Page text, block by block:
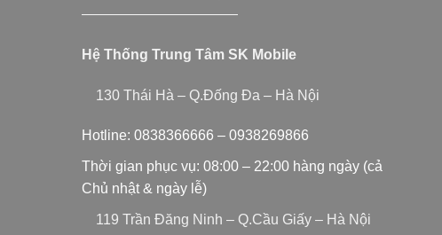
———————————
Hệ Thống Trung Tâm SK Mobile
130 Thái Hà – Q.Đống Đa – Hà Nội
Hotline: 0838366666 – 0938269866
Thời gian phục vụ: 08:00 – 22:00 hàng ngày (cả
Chủ nhật & ngày lễ)
119 Trần Đăng Ninh – Q.Cầu Giấy – Hà Nội